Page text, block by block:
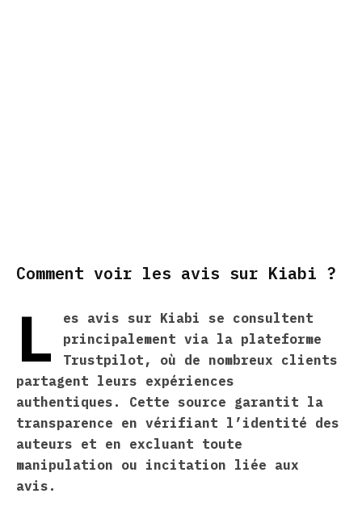
Comment voir les avis sur Kiabi ?
L
es avis sur Kiabi se consultent
principalement via la plateforme
Trustpilot, où de nombreux clients
partagent leurs expériences
authentiques. Cette source garantit la
transparence en vérifiant l’identité des
auteurs et en excluant toute
manipulation ou incitation liée aux
avis.